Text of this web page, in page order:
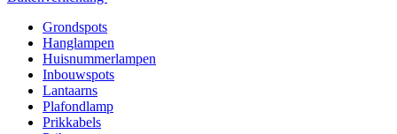
Grondspots
Hanglampen
Huisnummerlampen
Inbouwspots
Lantaarns
Plafondlamp
Prikkabels